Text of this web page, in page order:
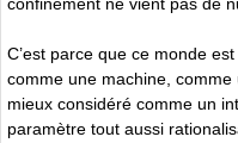
confinement ne vient pas de
C’est parce que ce monde
comme une machine,
mieux considéré comme un
paramètre tout aussi